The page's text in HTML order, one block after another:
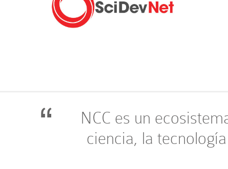
NCC es un
ciencia, la